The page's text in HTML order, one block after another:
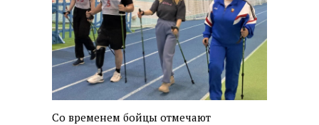
Со временем бойцы отмечают